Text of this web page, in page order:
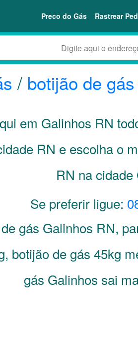
Preco do Gás Rastrear
/ botijão de
em Galinhos RN
RN e escolha o
RN na cidade
Se preferir ligue:
gás Galinhos RN,
botijão de gás 45kg
gás Galinhos sai